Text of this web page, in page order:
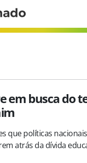
em busca do
que políticas
atrás da dívida